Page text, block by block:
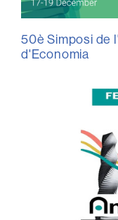
50è Simposi de
d'Economia